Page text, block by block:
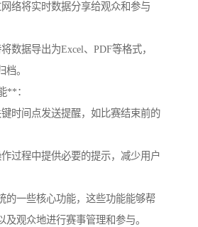
络将实时数据分享给观众和参与
数据导出为Excel、PDF等格式，
。
**：
时间点发送提醒，如比赛结束前的
过程中提供必要的提示，减少用户
的一些核心功能，这些功能能够帮
及观众地进行赛事管理和参与。